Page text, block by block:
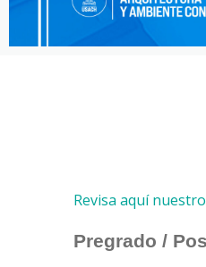
Revisa aquí
Pregrado /